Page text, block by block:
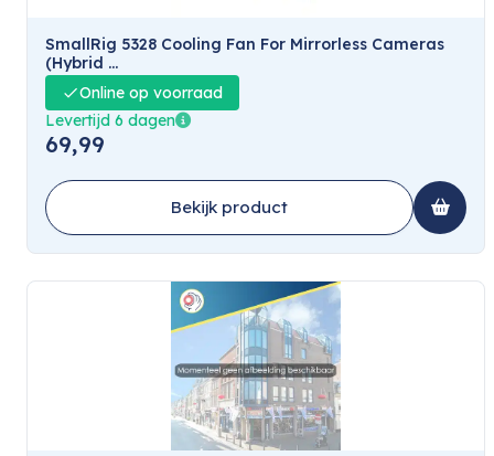
SmallRig 5328 Cooling Fan For Mirrorless Cameras
(Hybrid ...
Online op voorraad
Levertijd 6 dagen
69,99
Bekijk product